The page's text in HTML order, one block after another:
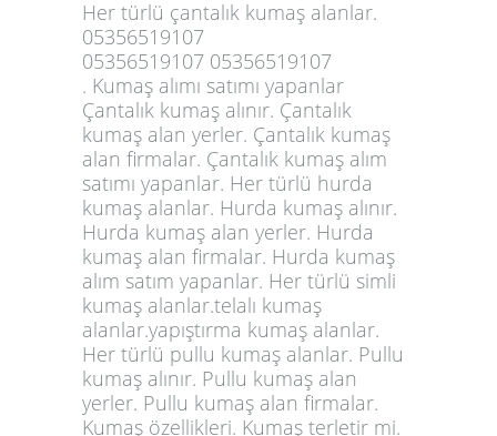
Her türlü çantalık kumaş alanlar.
05356519107
05356519107 05356519107
. Kumaş alımı satımı yapanlar
Çantalık kumaş alınır. Çantalık
kumaş alan yerler. Çantalık kumaş
alan firmalar. Çantalık kumaş alım
satımı yapanlar. Her türlü hurda
kumaş alanlar. Hurda kumaş alınır.
Hurda kumaş alan yerler. Hurda
kumaş alan firmalar. Hurda kumaş
alım satım yapanlar. Her türlü simli
kumaş alanlar.telalı kumaş
alanlar.yapıştırma kumaş alanlar.
Her türlü pullu kumaş alanlar. Pullu
kumaş alınır. Pullu kumaş alan
yerler. Pullu kumaş alan firmalar.
Kumaş özellikleri. Kumaş terletir mi.